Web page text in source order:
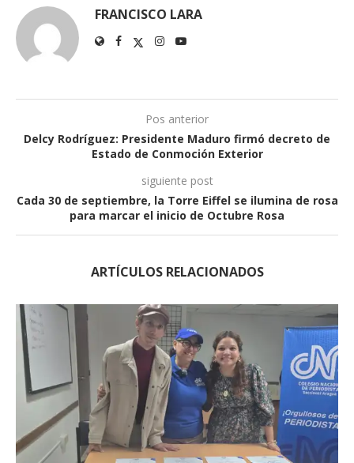
FRANCISCO LARA
Pos anterior
Delcy Rodríguez: Presidente Maduro firmó decreto de
Estado de Conmoción Exterior
siguiente post
Cada 30 de septiembre, la Torre Eiffel se ilumina de rosa
para marcar el inicio de Octubre Rosa
ARTÍCULOS RELACIONADOS